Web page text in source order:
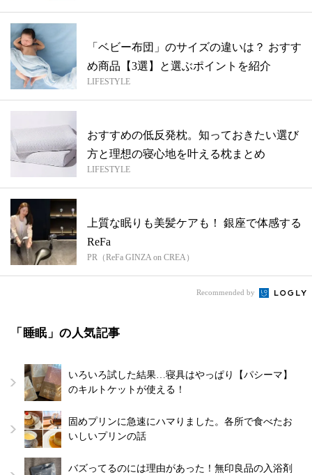
「ベビー布団」のサイズの違いは？ おすす
め商品【3選】と選ぶポイントを紹介
LIFESTYLE
おすすめの低反発枕。知っておきたい選び
方と理想の寝心地を叶える枕まとめ
LIFESTYLE
上質な眠りも美髪ケアも！ 銀座で体感する
ReFa
PR（ReFa GINZA on CREA）
Recommended by
「睡眠」の人気記事
いろいろ試した結果…寝具はやっぱり【パシーマ】
のキルトケットが使える！
固めプリンに急速にハマりました。各所で食べたお
いしいプリンの話
バズってるのには理由があった！無印良品の入浴剤